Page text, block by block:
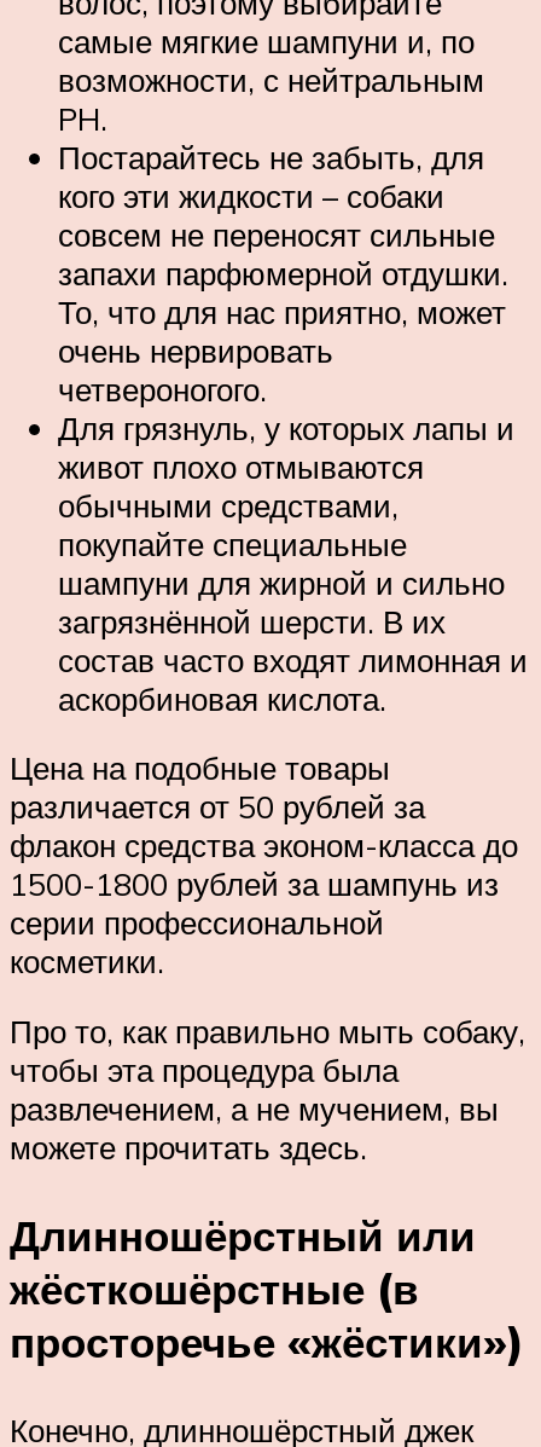
самые мягкие шампуни и, по
возможности, с нейтральным
PH.
Постарайтесь не забыть, для
кого эти жидкости – собаки
совсем не переносят сильные
запахи парфюмерной отдушки.
То, что для нас приятно, может
очень нервировать
четвероногого.
Для грязнуль, у которых лапы и
живот плохо отмываются
обычными средствами,
покупайте специальные
шампуни для жирной и сильно
загрязнённой шерсти. В их
состав часто входят лимонная и
аскорбиновая кислота.
Цена на подобные товары
различается от 50 рублей за
флакон средства эконом-класса до
1500-1800 рублей за шампунь из
серии профессиональной
косметики.
Про то, как правильно мыть собаку,
чтобы эта процедура была
развлечением, а не мучением, вы
можете прочитать здесь.
Длинношёрстный или
жёсткошёрстные (в
просторечье «жёстики»)
Конечно, длинношёрстный джек